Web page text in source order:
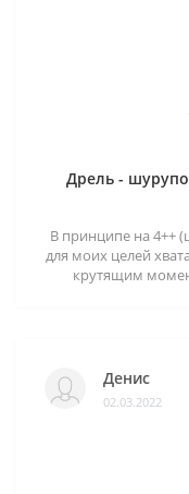
Дрель -
В принципе на 4++
для моих целей
крутящим
Денис
02.03.2022